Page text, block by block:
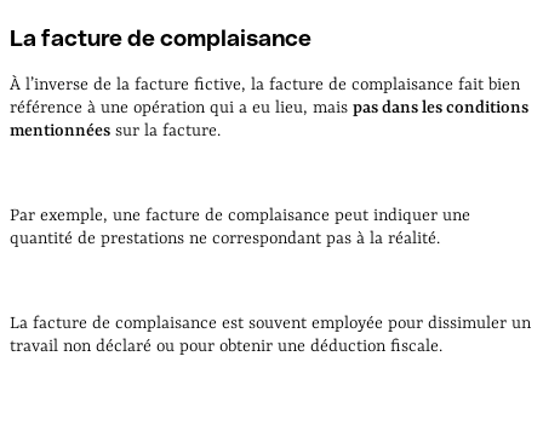
La facture de complaisance
À l’inverse de la facture fictive, la facture de complaisance fait bien
référence à une opération qui a eu lieu, mais pas dans les conditions
mentionnées sur la facture.
Par exemple, une facture de complaisance peut indiquer une
quantité de prestations ne correspondant pas à la réalité.
La facture de complaisance est souvent employée pour dissimuler un
travail non déclaré ou pour obtenir une déduction fiscale.